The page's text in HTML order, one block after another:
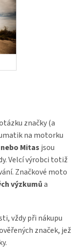
značky (a
na motorku
Mitas jsou
Velcí výrobci totiž
Značkové moto
výzkumůa
vždy při nákupu
značek, jež